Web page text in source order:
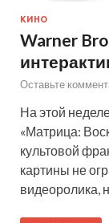
КИНО
Warner
Оставьте
На этой
«Матрица:
культовой
картины не
видеоролика,